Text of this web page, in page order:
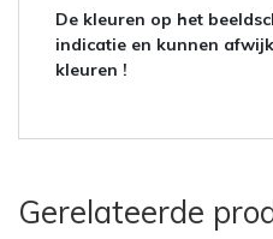
De kleuren op het
indicatie en kunnen
kleuren !
Gerelateerde